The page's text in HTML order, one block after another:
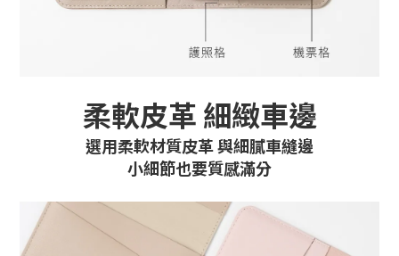
柔軟皮革 細緻車邊
選用柔軟材質皮革 與細膩車縫邊
小細節也要質感滿分